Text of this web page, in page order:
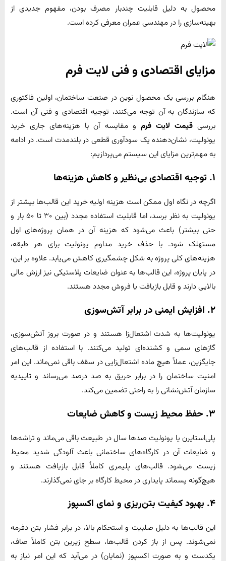
محصول به دلیل قابلیت چندبار مصرف بودن، مفهوم جدیدی از
بهینه‌سازی را در مهندسی عمران معرفی کرده است.
مزایای اقتصادی و فنی لایت فرم
هنگام بررسی یک محصول نوین در صنعت ساختمان، اولین فاکتوری
که سازندگان به آن توجه می‌کنند، توجیه اقتصادی و فنی آن است.
بررسیقیمت لایت فرم و مقایسه آن با هزینه‌های جاری خرید
یونولیت، نشان‌دهنده یک سودآوری قطعی در بلندمدت است. در ادامه
به مهم‌ترین مزایای این سیستم می‌پردازیم:
۱. توجیه اقتصادی بی‌نظیر و کاهش هزینه‌ها
اگرچه در نگاه اول ممکن است هزینه اولیه خرید این قالب‌ها بیشتر از
یونولیت به نظر برسد، اما قابلیت استفاده مجدد (بین ۳۰ تا ۵۰ بار و
حتی بیشتر) باعث می‌شود که هزینه آن در همان پروژه‌های اول
مستهلک شود. با حذف خرید مداوم یونولیت برای هر طبقه،
هزینه‌های کلی پروژه به شکل چشمگیری کاهش می‌یابد. علاوه بر این،
در پایان پروژه، این قالب‌ها به عنوان ضایعات پلاستیکی نیز ارزش مالی
بالایی دارند و قابل بازیافت یا فروش مجدد هستند.
۲. افزایش ایمنی در برابر آتش‌سوزی
یونولیت‌ها به شدت اشتعال‌زا هستند و در صورت بروز آتش‌سوزی،
گازهای سمی و کشنده‌ای تولید می‌کنند. با استفاده از قالب‌های
جایگزین، عملاً هیچ ماده اشتعال‌زایی در سقف باقی نمی‌ماند. این امر
امنیت ساختمان را در برابر حریق به صد درصد می‌رساند و تاییدیه
سازمان آتش‌نشانی را به راحتی تضمین می‌کند.
۳. حفظ محیط زیست و کاهش ضایعات
پلی‌استایرن یا یونولیت صدها سال در طبیعت باقی می‌ماند و تراشه‌ها
و ضایعات آن در کارگاه‌های ساختمانی باعث آلودگی شدید محیط
زیست می‌شود. قالب‌های پلیمری کاملاً قابل بازیافت هستند و
هیچ‌گونه پسماند پایداری در محیط کارگاه بر جای نمی‌گذارند.
۴. بهبود کیفیت بتن‌ریزی و نمای اکسپوز
این قالب‌ها به دلیل صلبیت و استحکام بالا، در برابر فشار بتن دفرمه
نمی‌شوند. پس از باز کردن قالب‌ها، سطح زیرین بتن کاملاً صاف،
یکدست و به صورت اکسپوز (نمایان) در می‌آید که این امر نیاز به